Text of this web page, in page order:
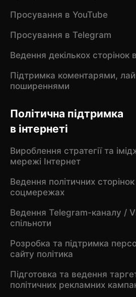
Просування в YouTube
Просування в Telegram
Ведення декількох
Підтримка коментарями,
поширеннями
Політична підтримка
в інтернеті
Вироблення стратегії та
мережі Інтернет
Ведення політичних
соцмережах
Ведення Telegram-каналу /
спільноти
Розробка та підтримка
сайту політика
Підготовка та ведення
політичних рекламних